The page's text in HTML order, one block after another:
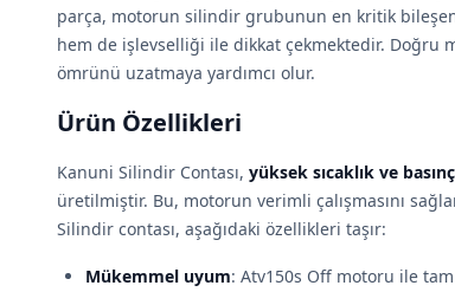
parça, motorun silindir grubunun en kritik
hem de işlevselliği ile dikkat çekmektedir. Doğru
ömrünü uzatmaya yardımcı olur.
Ürün Özellikleri
Kanuni Silindir Contası, yüksek sıcaklık ve
üretilmiştir. Bu, motorun verimli çalışmasını
Silindir contası, aşağıdaki özellikleri taşır:
Mükemmel uyum: Atv150s Off motoru ile